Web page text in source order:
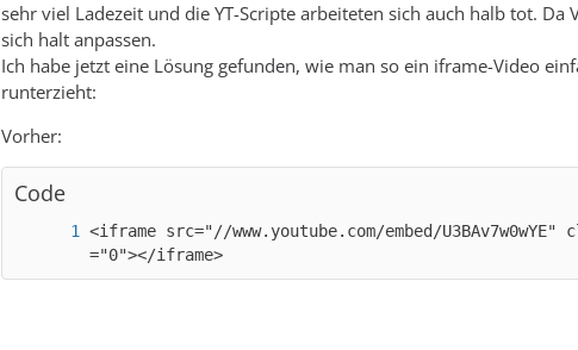
sehr viel Ladezeit und die YT-Scripte arbeiteten sich auch halb tot.
sich halt anpassen.
Ich habe jetzt eine Lösung gefunden, wie man so ein iframe-Video
runterzieht:
Vorher:
Code
<iframe src="//www.youtube.com/embed/
="0"></iframe>